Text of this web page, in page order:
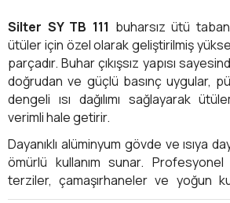
Silter SY TB 111 buharsız ütü
ütüler için özel olarak geliştirilmiş
parçadır. Buhar çıkışsız yapısı
doğrudan ve güçlü basınç uygular,
dengeli ısı dağılımı sağlayarak
verimli hale getirir.
Dayanıklı alüminyum gövde ve ısıya
ömürlü kullanım sunar.
terziler, çamaşırhaneler ve yoğun
işletmeler için ideal bir çözümdür.